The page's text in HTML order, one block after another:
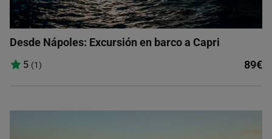
Desde Nápoles: Excursión en barco a Capri
5 (1) 89€